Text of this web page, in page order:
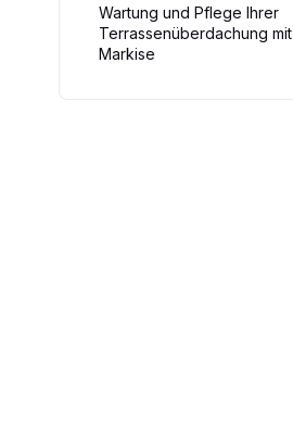
Wartung und Pflege Ihrer
Terrassenüberdachung mit
Markise